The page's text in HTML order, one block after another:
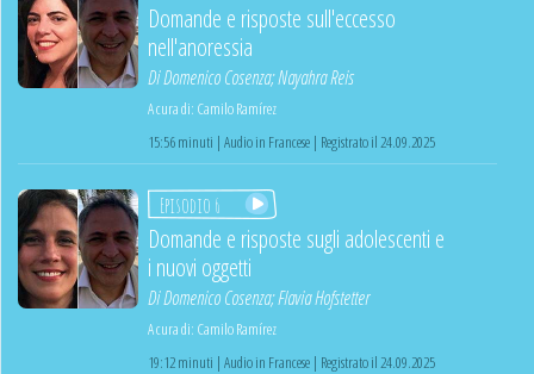
Domande e risposte sull'eccesso
nell'anoressia
DiDomenico Cosenza;Nayahra Reis
A cura di: Camilo Ramírez
15:56 minuti | Audio in Francese | Registrato il 24.09.2025
Episodio 6
Domande e risposte sugli adolescenti e
i nuovi oggetti
DiDomenico Cosenza;Flavia Hofstetter
A cura di: Camilo Ramírez
19:12 minuti | Audio in Francese | Registrato il 24.09.2025